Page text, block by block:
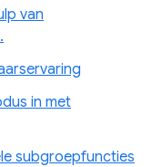
van
in met
subgroepfuncties